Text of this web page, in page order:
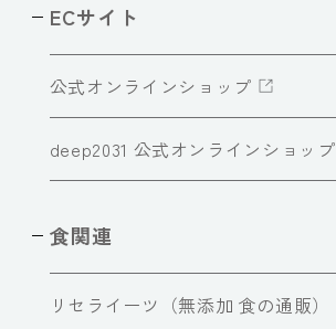
ECサイト
公式オンラインショップ
deep2031 公式オンラインショップ
食関連
リセライーツ（無添加 食の通販）